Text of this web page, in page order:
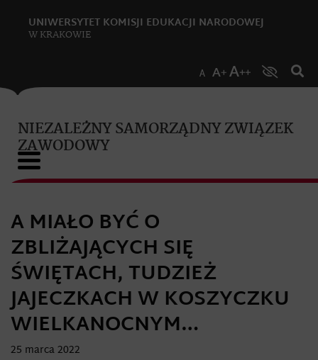
UNIWERSYTET KOMISJI EDUKACJI NARODOWEJ
W KRAKOWIE
NIEZALEŻNY SAMORZĄDNY ZWIĄZEK
ZAWODOWY
A MIAŁO BYĆ O
ZBLIŻAJĄCYCH SIĘ
ŚWIĘTACH, TUDZIEŻ
JAJECZKACH W KOSZYCZKU
WIELKANOCNYM…
25 marca 2022